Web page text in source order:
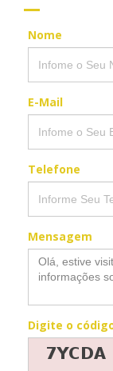
Nome
E-Mail
Telefone
Mensagem
Digite o